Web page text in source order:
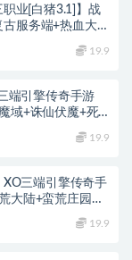
业[白猪3.1]】战
服务端+热血大陆
19.9
端引擎传奇手游
域+诛仙伏魔+死
19.9
三端引擎传奇手
大陆+蛮荒庄园
19.9